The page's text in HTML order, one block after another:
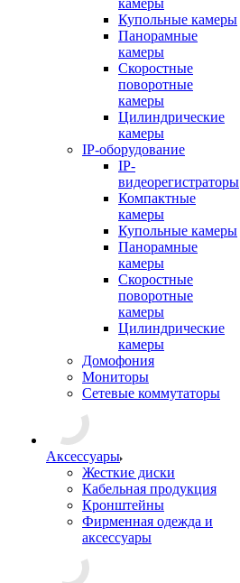
камеры
Купольные камеры
Панорамные
камеры
Скоростные
поворотные
камеры
Цилиндрические
камеры
IP-оборудование
IP-
видеорегистраторы
Компактные
камеры
Купольные камеры
Панорамные
камеры
Скоростные
поворотные
камеры
Цилиндрические
камеры
Домофония
Мониторы
Сетевые коммутаторы
Аксессуары
Жесткие диски
Кабельная продукция
Кронштейны
Фирменная одежда и
аксессуары